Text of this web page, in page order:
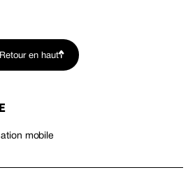
Retour en haut
mobile